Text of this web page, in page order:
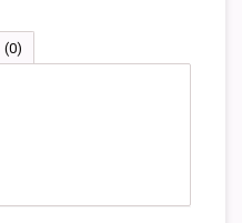
(0)